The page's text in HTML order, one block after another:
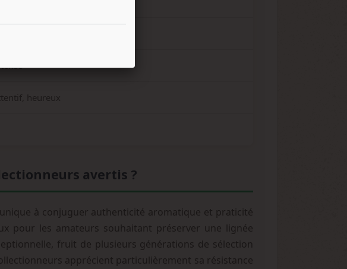
heureux
avertis ?
à conjuguer authenticité aromatique et praticité
pour les amateurs souhaitant préserver une lignée
fruit de plusieurs générations de sélection
apprécient particulièrement sa résistance